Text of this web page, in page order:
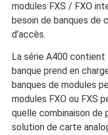
modules FXS / FXO
besoin de banques de
d’accès.
La série A400 contient
banque prend en
banques de modules
modules FXO ou FXS
quelle combinaison de
solution de carte